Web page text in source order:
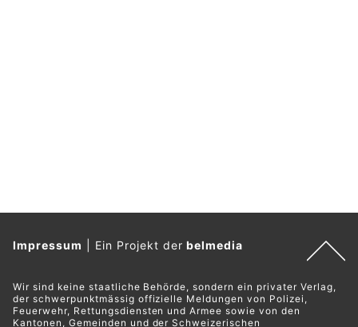
Impressum Ein Projekt derbelmedia
Wir sind keine staatliche Behörde, sondern ein privater Verlag,
der schwerpunktmässig offizielle Meldungen von Polizei,
Feuerwehr, Rettungsdiensten und Armee sowie von den
Kantonen, Gemeinden und der Schweizerischen